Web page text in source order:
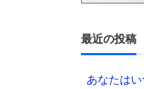
最近の投稿
あなたは